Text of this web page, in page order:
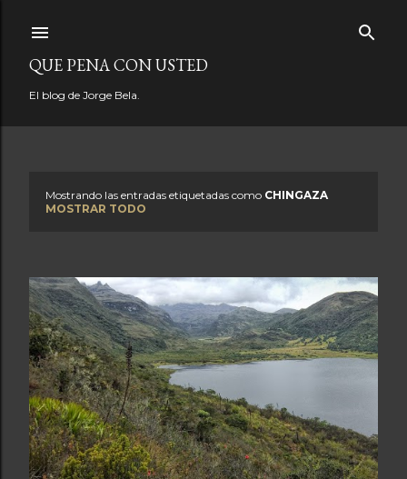
QUE PENA CON USTED
El blog de Jorge Bela.
t
r
a
d
a
s
Mostrando las entradas etiquetadas como CHINGAZA
MOSTRAR TODO